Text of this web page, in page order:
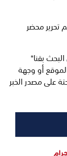
محضر
بعد 12 ساعة من البحث بقنا"
أو وجهة
على مصدر الخبر